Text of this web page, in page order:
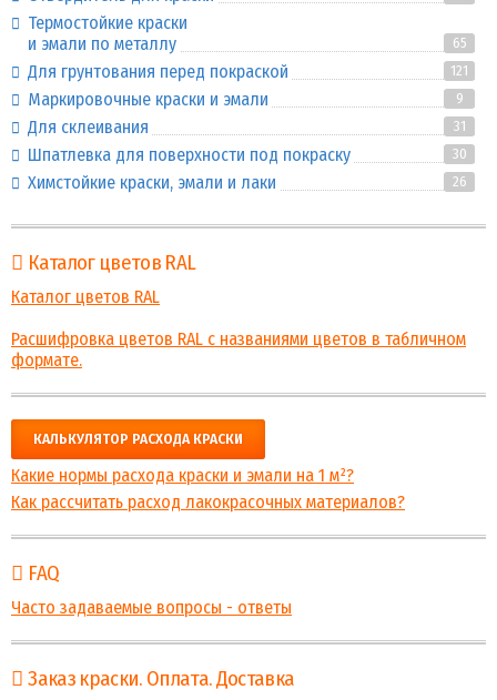
Термостойкие краски
и эмали по металлу
65
Для грунтования перед покраской 121
Маркировочные краски и эмали 9
Для склеивания 31
Шпатлевка для поверхности под покраску 30
Химстойкие краски, эмали и лаки 26
Каталог цветов RAL
Каталог цветов RAL
Расшифровка цветов RAL с названиями цветов в табличном
формате.
КАЛЬКУЛЯТОР РАСХОДА КРАСКИ
Какие нормы расхода краски и эмали на 1 м²?
Как рассчитать расход лакокрасочных материалов?
FAQ
Часто задаваемые вопросы - ответы
Заказ краски. Оплата. Доставка